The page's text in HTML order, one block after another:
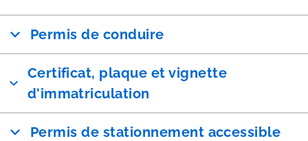
Permis de conduire
Certificat, plaque et vignette
d'immatriculation
Permis de stationnement accessible